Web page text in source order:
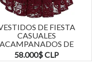
DE FIESTA
CASUALES
ACAMPANADOS DE
ENCAJE TALLAS PLUS
KADRIHEL
58.000$ CLP
Next